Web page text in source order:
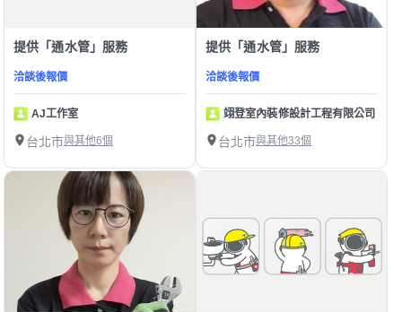
提供「通水管」服務
洽談後報價
AJ工作室
台北市與其他6個
提供「通水管」服務
洽談後報價
翊登室內裝修設計工程有限公司
台北市與其他33個